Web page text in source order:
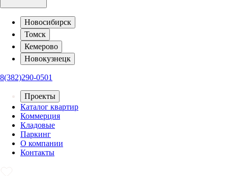
Новосибирск
Томск
Кемерово
Новокузнецк
8(382)290-0501
Проекты
Каталог квартир
Коммерция
Кладовые
Паркинг
О компании
Контакты